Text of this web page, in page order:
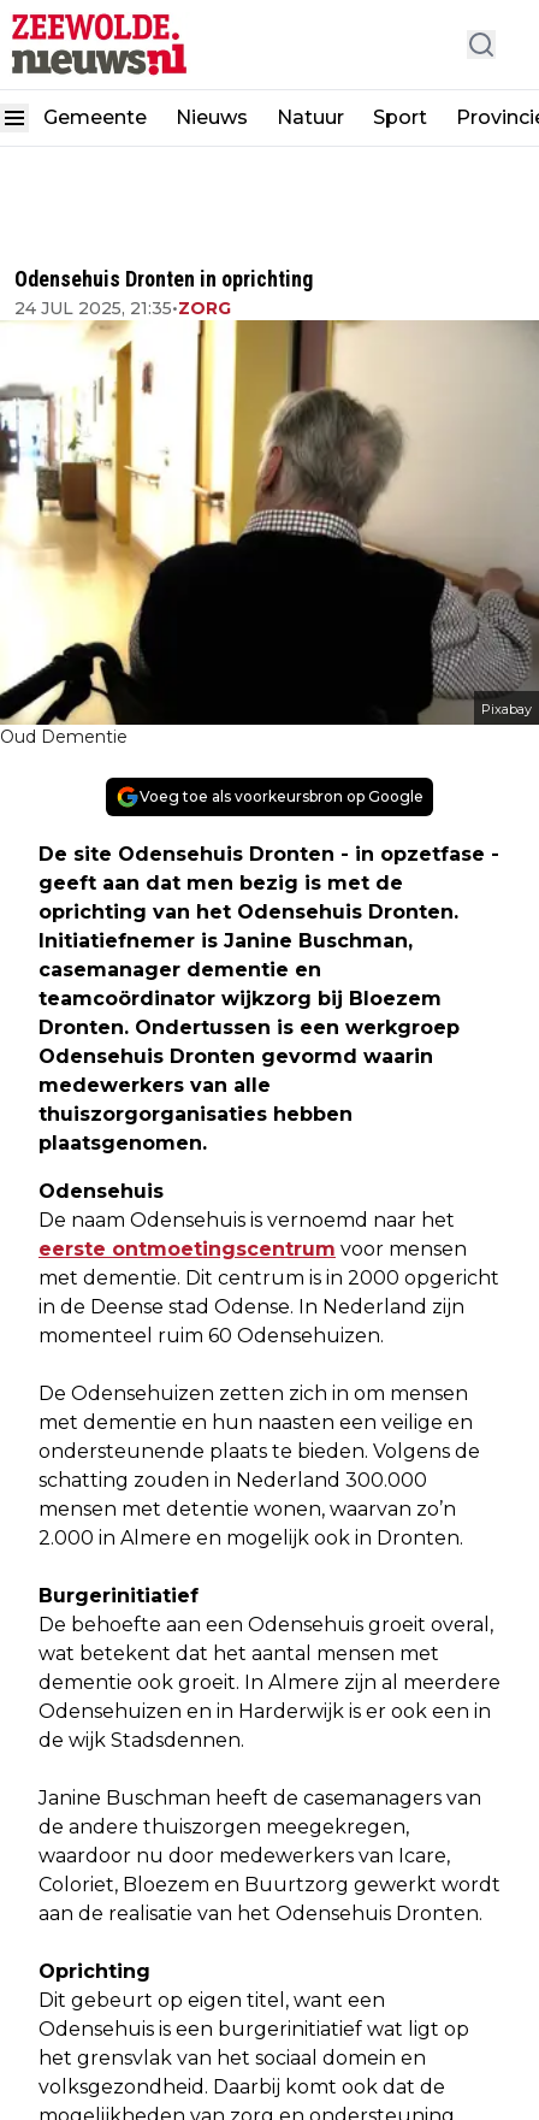
Gemeente Nieuws Natuur Sport
Odensehuis Dronten in oprichting
24 JUL 2025, 21:35•ZORG
Pixabay
Oud Dementie
Voeg toe als voorkeursbron op Google
De site Odensehuis Dronten - in opzetfase -
geeft aan dat men bezig is met de
oprichting van het Odensehuis Dronten.
Initiatiefnemer is Janine Buschman,
casemanager dementie en
teamcoördinator wijkzorg bij Bloezem
Dronten. Ondertussen is een werkgroep
Odensehuis Dronten gevormd waarin
medewerkers van alle
thuiszorgorganisaties hebben
plaatsgenomen.
Odensehuis
De naam Odensehuis is vernoemd naar het
eerste ontmoetingscentrum voor mensen
met dementie. Dit centrum is in 2000 opgericht
in de Deense stad Odense. In Nederland zijn
momenteel ruim 60 Odensehuizen.
De Odensehuizen zetten zich in om mensen
met dementie en hun naasten een veilige en
ondersteunende plaats te bieden. Volgens de
schatting zouden in Nederland 300.000
mensen met detentie wonen, waarvan zo’n
2.000 in Almere en mogelijk ook in Dronten.
Burgerinitiatief
De behoefte aan een Odensehuis groeit overal,
wat betekent dat het aantal mensen met
dementie ook groeit. In Almere zijn al meerdere
Odensehuizen en in Harderwijk is er ook een in
de wijk Stadsdennen.
Janine Buschman heeft de casemanagers van
de andere thuiszorgen meegekregen,
waardoor nu door medewerkers van Icare,
Coloriet, Bloezem en Buurtzorg gewerkt wordt
aan de realisatie van het Odensehuis Dronten.
Oprichting
Dit gebeurt op eigen titel, want een
Odensehuis is een burgerinitiatief wat ligt op
het grensvlak van het sociaal domein en
volksgezondheid. Daarbij komt ook dat de